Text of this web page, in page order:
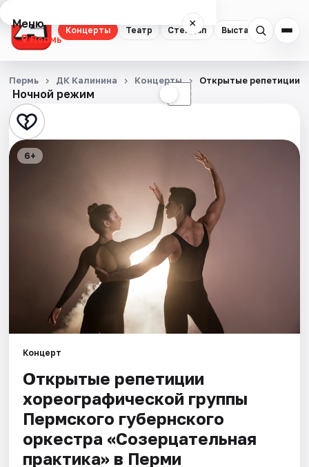
Концерты Театр Стендап Выставки
Меню ×
Пермь
Концерты
Театр
Стендап
События
Площадки
Артисты
Рейтинги
Ночной режим ☾
Пермь ДК Калинина Концерты Открытые репетиции
6+
Концерт
Открытые репетиции
хореографической группы
Пермского губернского
оркестра «Созерцательная
практика» в Перми